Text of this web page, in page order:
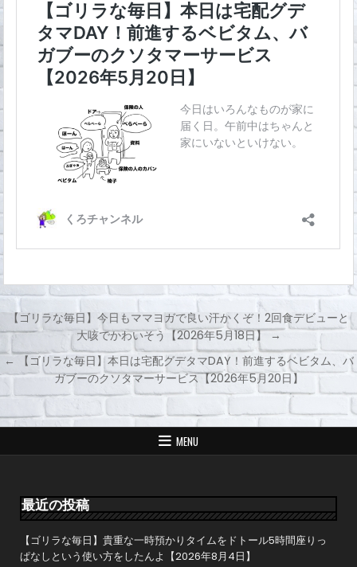
投
稿
ナ
ビ
ー
ョ
【ゴリラな毎日】今日もママヨガで良い汗かくぞ！2回食デビューと
大咳でかわいそう【2026年5月18日】 →
← 【ゴリラな毎日】本日は宅配グデタマDAY！前進するベビタム、バ
ガブーのクソタマーサービス【2026年5月20日】
MENU
最近の投稿
【ゴリラな毎日】貴重な一時預かりタイムをドトール5時間座りっ
ぱなしという使い方をしたんよ【2026年8月4日】